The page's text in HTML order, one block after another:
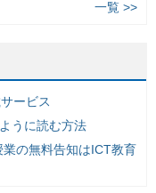
一覧 >>
ービス
うに読む方法
の無料告知はICT教育